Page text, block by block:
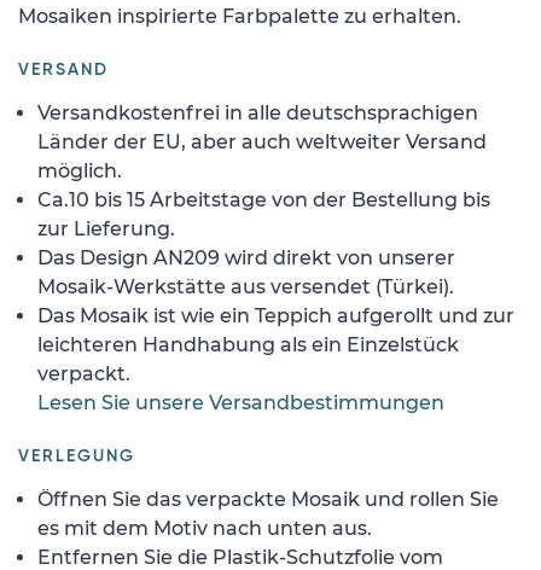
Mosaiken inspirierte Farbpalette zu erhalten.
VERSAND
Versandkostenfrei in alle deutschsprachigen
Länder der EU, aber auch weltweiter Versand
möglich.
Ca.10 bis 15 Arbeitstage von der Bestellung bis
zur Lieferung.
Das Design AN209 wird direkt von unserer
Mosaik-Werkstätte aus versendet (Türkei).
Das Mosaik ist wie ein Teppich aufgerollt und zur
leichteren Handhabung als ein Einzelstück
verpackt.
Lesen Sie unsere Versandbestimmungen
VERLEGUNG
Öffnen Sie das verpackte Mosaik und rollen Sie
es mit dem Motiv nach unten aus.
Entfernen Sie die Plastik-Schutzfolie vom